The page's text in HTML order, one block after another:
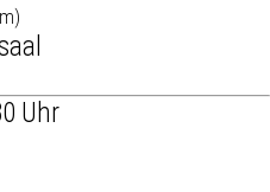
Uhr